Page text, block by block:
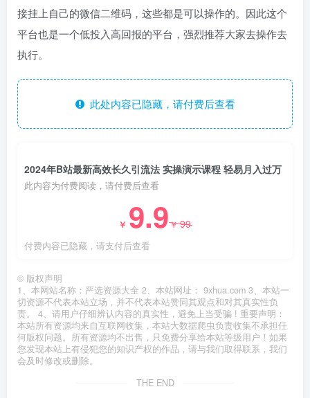
接挂上自己的微信二维码，这些都是可以操作的。因此这个
平台也是一个低投入高回报的平台，强烈推荐大家去操作去
执行。
此处内容已隐藏，请付费后查看
2024年B站最新高效长久引流法 实操演示课程 轻易月入过万
此内容为付费阅读，请付费后查看
￥ 9.9￥99
付费内容已隐藏，请支付后查看
© 版权声明
1、本网站名称：严选资源大全 2、本站网址： 9xhua.com 3、本站一
切资源不代表本站立场，并不代表本站赞同其观点和对其真实性负
责。 4、请用户仔细辨认内容的真实性，避免上当受骗 ! 重要声明：
本站所有资源均来自互联网收集，本站大数据爬虫负责收集不承担任
何版权问题。所有资源均不出售，只免费分享给本站等级用户！如果
您发现本站上有侵犯您的知识产权的作品，请与我们取得联系，我们
会及时修改或删除。
THE END